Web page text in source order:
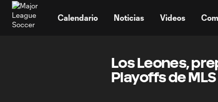
Calendario Noticias Videos
Los Leones,
Playoffs de MLS